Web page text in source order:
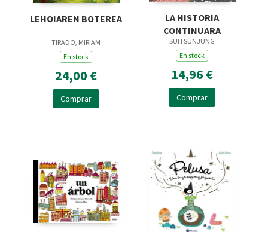
LEHOIAREN BOTEREA
TIRADO, MIRIAM
En stock
24,00 €
Comprar
LA HISTORIA
CONTINUARA
SUH SUNJUNG
En stock
14,96 €
Comprar